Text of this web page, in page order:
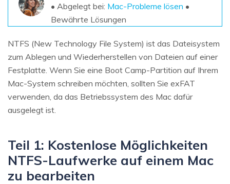
Weitere Produkte
Repairit - Datenreparatur
UBackit - Datensicherung
• Abgelegt bei: Mac-Probleme lösen •
Bewährte Lösungen
NTFS (New Technology File System) ist das Dateisystem
zum Ablegen und Wiederherstellen von Dateien auf einer
Festplatte. Wenn Sie eine Boot Camp-Partition auf Ihrem
Mac-System schreiben möchten, sollten Sie exFAT
verwenden, da das Betriebssystem des Mac dafür
ausgelegt ist.
Teil 1: Kostenlose Möglichkeiten
NTFS-Laufwerke auf einem Mac
zu bearbeiten